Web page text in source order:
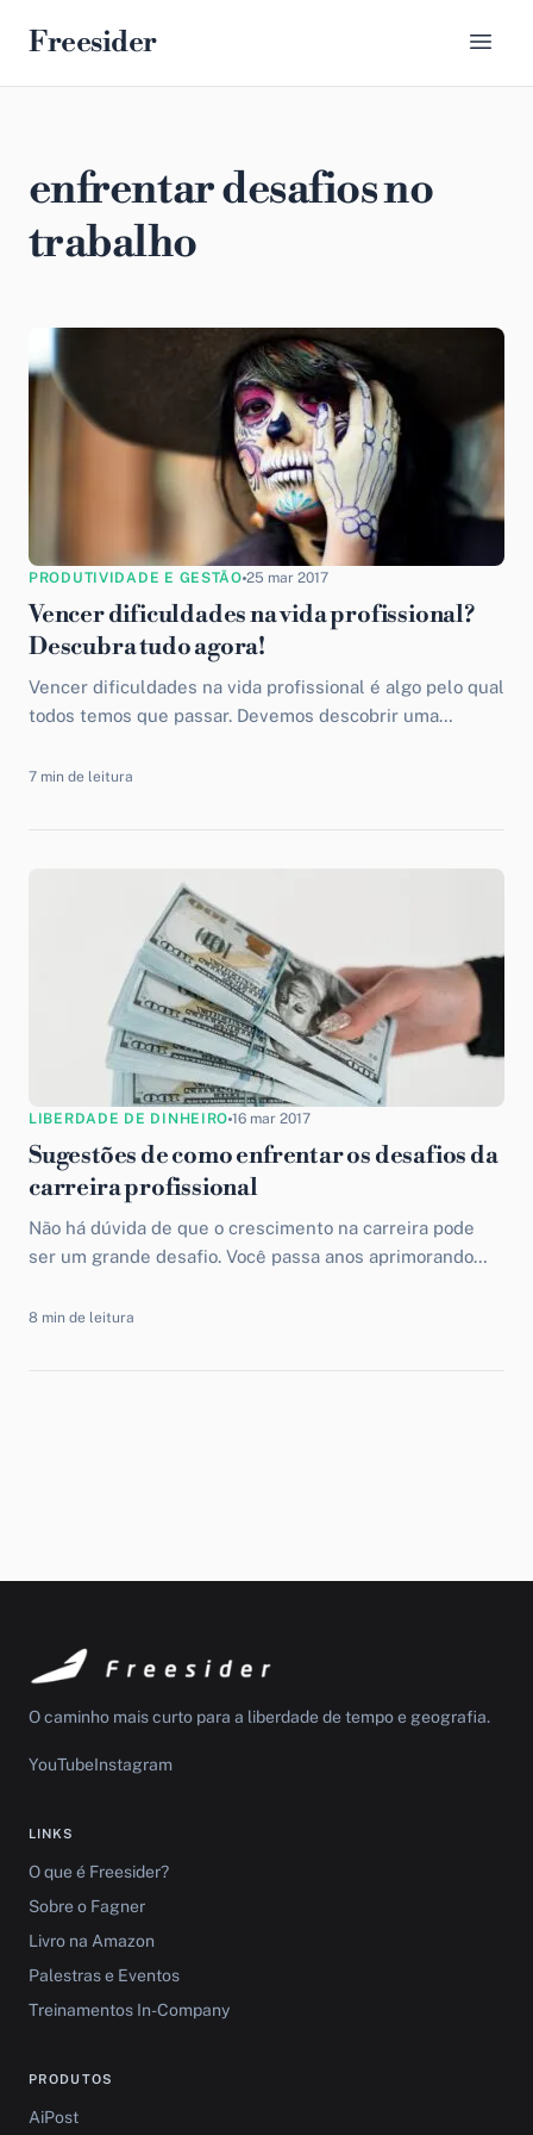
Freesider
enfrentar desafios no
trabalho
PRODUTIVIDADE E GESTÃO 25 mar 2017
Vencer dificuldades na vida profissional?
Descubra tudo agora!
Vencer dificuldades na vida profissional é algo pelo qual
todos temos que passar. Devemos descobrir uma
profissionais...
7 min de leitura
LIBERDADE DE DINHEIRO 16 mar 2017
Sugestões de como enfrentar os desafios da
carreira profissional
Não há dúvida de que o crescimento na carreira pode
ser um grande desafio. Você passa anos aprimorando
8 min de leitura
O caminho mais curto para a liberdade de tempo e geografia.
YouTubeInstagram
LINKS
O que é Freesider?
Sobre o Fagner
Livro na Amazon
Palestras e Eventos
Treinamentos In-Company
PRODUTOS
AiPost